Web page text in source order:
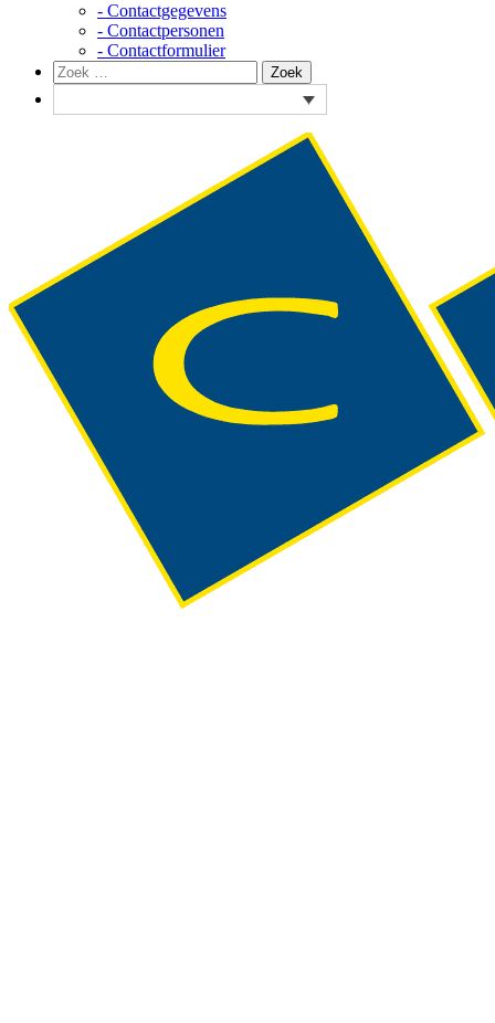
- Contactgegevens
- Contactpersonen
- Contactformulier
Zoeken
naar:
Zoek